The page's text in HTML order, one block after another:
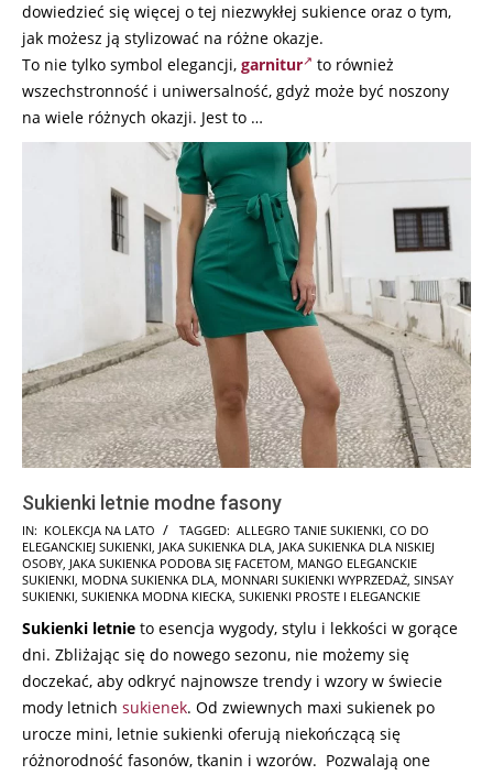
dowiedzieć się więcej o tej niezwykłej sukience oraz o tym,
jak możesz ją stylizować na różne okazje.
To nie tylko symbol elegancji, garnitur
to również
wszechstronność i uniwersalność, gdyż może być noszony
na wiele różnych okazji. Jest to …
Sukienki letnie modne fasony
2025-
06-
09
IN: KOLEKCJA NA LATO TAGGED: ALLEGRO TANIE SUKIENKI, CO DO
ELEGANCKIEJ SUKIENKI, JAKA SUKIENKA DLA, JAKA SUKIENKA DLA NISKIEJ
OSOBY, JAKA SUKIENKA PODOBA SIĘ FACETOM, MANGO ELEGANCKIE
SUKIENKI, MODNA SUKIENKA DLA, MONNARI SUKIENKI WYPRZEDAŻ, SINSAY
SUKIENKI, SUKIENKA MODNA KIECKA, SUKIENKI PROSTE I ELEGANCKIE
Sukienki letnie to esencja wygody, stylu i lekkości w gorące
dni. Zbliżając się do nowego sezonu, nie możemy się
doczekać, aby odkryć najnowsze trendy i wzory w świecie
mody letnich sukienek. Od zwiewnych maxi sukienek po
urocze mini, letnie sukienki oferują niekończącą się
różnorodność fasonów, tkanin i wzorów. Pozwalają one